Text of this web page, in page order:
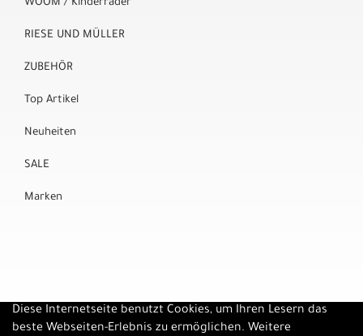
WOOM / Kinderräder
RIESE UND MÜLLER
ZUBEHÖR
Top Artikel
Neuheiten
SALE
Marken
Diese Internetseite benutzt Cookies, um Ihren Lesern das
beste Webseiten-Erlebnis zu ermöglichen. Weitere